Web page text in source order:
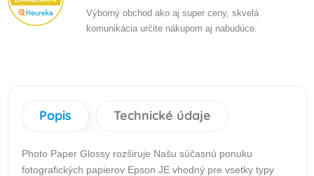
Výborný obchod ako aj super ceny, skvelá
komunikácia určite nákupom aj nabudúce.
Popis Technické údaje
Photo Paper Glossy rozširuje Našu súčasnú ponuku
fotografických papierov Epson JE vhodný pre vsetky typy